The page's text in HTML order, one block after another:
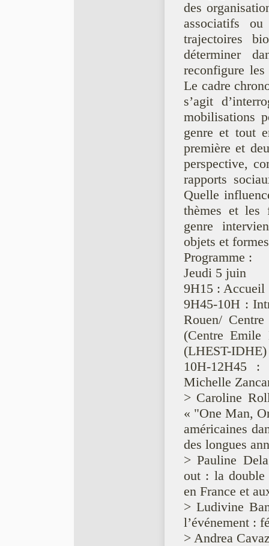
des
associatifs
trajectoires
déterminer
reconfigure
Le cadre
s’agit
mobilisations
genre et tout
première et
perspective,
rapports
Quelle
thèmes et les
genre
objets et
Programme :
Jeudi 5 juin
9H15 : Accueil
9H45-10H :
Rouen/
(Centre Emile
(LHEST-IDHE)
10H-12H45 :
Michelle
> Caroline
« "One Man,
américaines
des longues
> Pauline
out : la double
en France et
> Ludivine
l’événement :
> Andrea